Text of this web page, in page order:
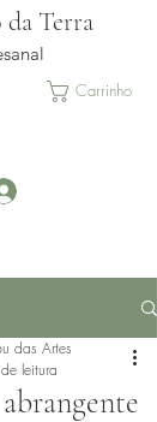
Terra
Carrinho
das Artes
leitura